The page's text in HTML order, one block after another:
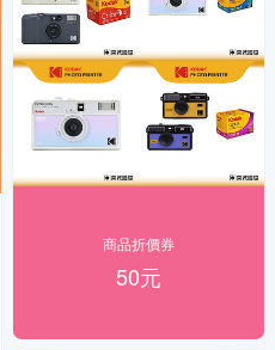
商品折價券
50元